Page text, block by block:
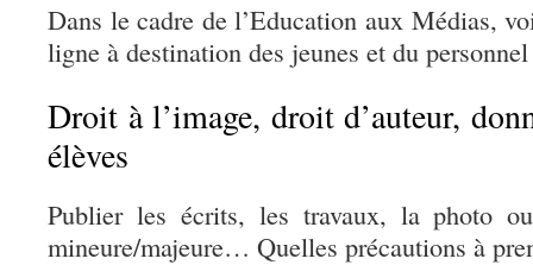
Dans le cadre de l’Education aux Médias,
ligne à destination des jeunes et du
Droit à l’image, droit d’auteur,
élèves
Publier les écrits, les travaux, la photo
mineure/majeure… Quelles précautions à